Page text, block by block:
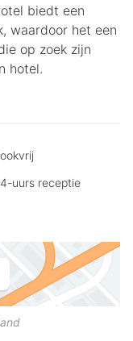
biedt een
waardoor het een
op zoek zijn
hotel.
uurs receptie